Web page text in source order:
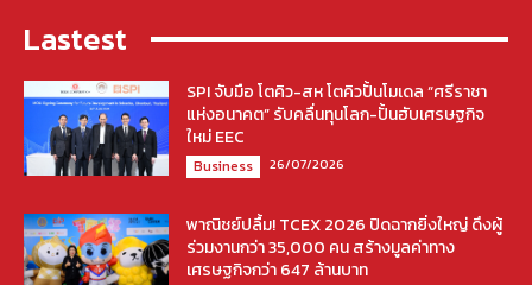
Lastest
SPI จับมือ โตคิว-สห โตคิวปั้นโมเดล “ศรีราชา
แห่งอนาคต” รับคลื่นทุนโลก-ปั้นฮับเศรษฐกิจ
ใหม่ EEC
Business 26/07/2026
พาณิชย์ปลื้ม! TCEX 2026 ปิดฉากยิ่งใหญ่ ดึงผู้
ร่วมงานกว่า 35,000 คน สร้างมูลค่าทาง
เศรษฐกิจกว่า 647 ล้านบาท